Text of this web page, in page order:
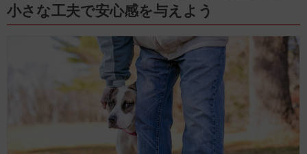
小さな工夫で安心感を与えよう